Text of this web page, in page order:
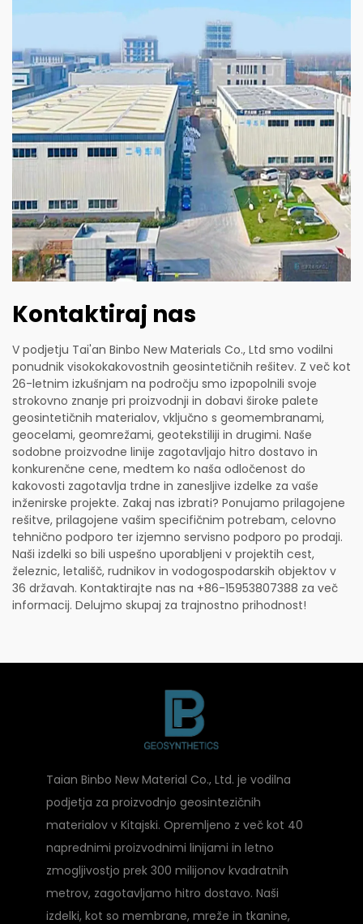
Kontaktiraj nas
V podjetju Tai'an Binbo New Materials Co., Ltd smo vodilni
ponudnik visokokakovostnih geosintetičnih rešitev. Z več kot
26-letnim izkušnjam na področju smo izpopolnili svoje
strokovno znanje pri proizvodnji in dobavi široke palete
geosintetičnih materialov, vključno s geomembranami,
geocelami, geomrežami, geotekstiliji in drugimi. Naše
sodobne proizvodne linije zagotavljajo hitro dostavo in
konkurenčne cene, medtem ko naša odločenost do
kakovosti zagotavlja trdne in zanesljive izdelke za vaše
inženirske projekte. Zakaj nas izbrati? Ponujamo prilagojene
rešitve, prilagojene vašim specifičnim potrebam, celovno
tehnično podporo ter izjemno servisno podporo po prodaji.
Naši izdelki so bili uspešno uporabljeni v projektih cest,
železnic, letališč, rudnikov in vodogospodarskih objektov v
36 državah. Kontaktirajte nas na +86-15953807388 za več
informacij. Delujmo skupaj za trajnostno prihodnost!
Taian Binbo New Material Co., Ltd. je vodilna
podjetja za proizvodnjo geosintezičnih
materialov v Kitajski. Opremljeno z več kot 40
naprednimi proizvodnimi linijami in letno
zmogljivostjo prek 300 milijonov kvadratnih
metrov, zagotavljamo hitro dostavo. Naši
izdelki, kot so membrane, mreže in tkanine,